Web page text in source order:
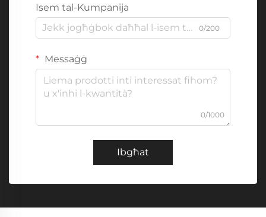
Isem tal-Kumpanija
0/200
Messaġġ
0/1000
Ibgħat